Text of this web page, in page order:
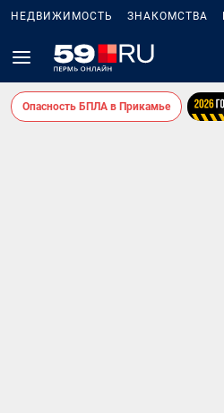
НЕДВИЖИМОСТЬ ЗНАКОМСТВА
Опасность БПЛА в Прикамье